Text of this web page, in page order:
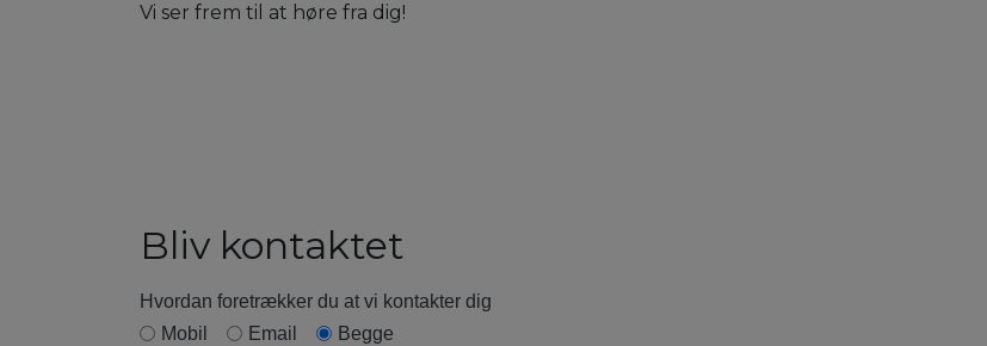
Vi ser frem til at høre fra dig!
Bliv kontaktet
Hvordan foretrækker du at vi kontakter dig
Mobil
Email Begge